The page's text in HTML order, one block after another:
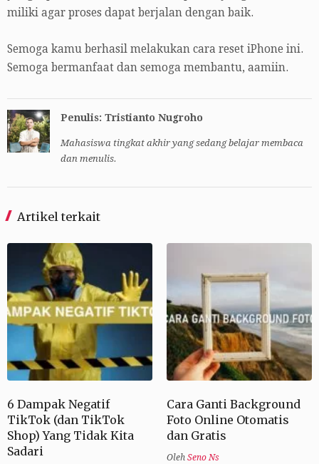
miliki agar proses dapat berjalan dengan baik.
Semoga kamu berhasil melakukan cara reset iPhone ini.
Semoga bermanfaat dan semoga membantu, aamiin.
Penulis: Tristianto Nugroho
Mahasiswa tingkat akhir yang sedang belajar membaca
dan menulis.
Artikel terkait
6 Dampak Negatif
TikTok (dan TikTok
Shop) Yang Tidak Kita
Sadari
Cara Ganti Background
Foto Online Otomatis
dan Gratis
Oleh Seno Ns